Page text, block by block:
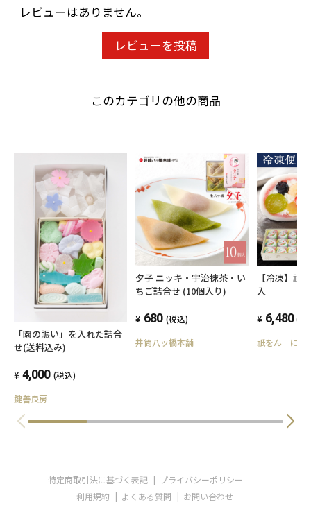
レビューはありません。
レビューを投稿
このカテゴリの他の商品
「園の賑い」を入れた詰合
せ(送料込み)
4,000 (税込)
鍵善良房
夕子 ニッキ・宇治抹茶・い
ちご詰合せ (10個入り)
680 (税込)
井筒八ッ橋本舗
【冷凍】祇
入
6,480 (税
祇をん にに
特定商取引法に基づく表記
プライバシーポリシー
利用規約
よくある質問 お問い合わせ